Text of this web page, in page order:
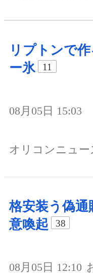
リプトンで
ー氷
11
08月05日 15:03
オリコンニュー
格安装う偽
意喚起
38
08月05日 12:10